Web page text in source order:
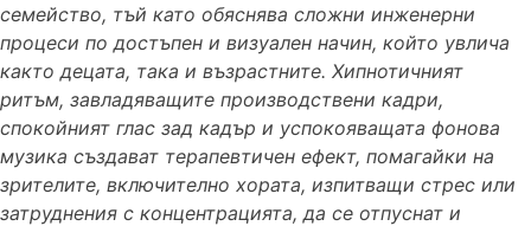
семейство, тъй като обяснява сложни инженерни
процеси по достъпен и визуален начин, който увлича
както децата, така и възрастните. Хипнотичният
ритъм, завладяващите производствени кадри,
спокойният глас зад кадър и успокояващата фонова
музика създават терапевтичен ефект, помагайки на
зрителите, включително хората, изпитващи стрес или
затруднения с концентрацията, да се отпуснат и